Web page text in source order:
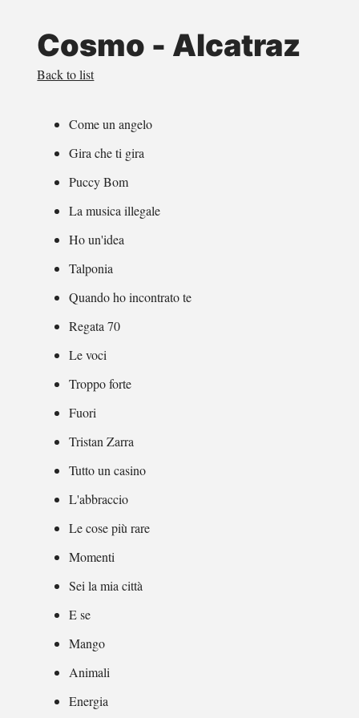
Cosmo - Alcatraz
Back to list
Come un angelo
Gira che ti gira
Puccy Bom
La musica illegale
Ho un'idea
Talponia
Quando ho incontrato te
Regata 70
Le voci
Troppo forte
Fuori
Tristan Zarra
Tutto un casino
L'abbraccio
Le cose più rare
Momenti
Sei la mia città
E se
Mango
Animali
Energia